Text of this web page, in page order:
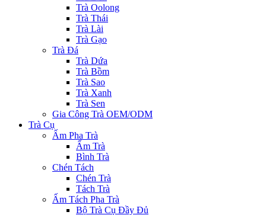
Trà Oolong
Trà Thái
Trà Lài
Trà Gạo
Trà Đá
Trà Dứa
Trà Bồm
Trà Sao
Trà Xanh
Trà Sen
Gia Công Trà OEM/ODM
Trà Cụ
Ấm Pha Trà
Ấm Trà
Bình Trà
Chén Tách
Chén Trà
Tách Trà
Ấm Tách Pha Trà
Bộ Trà Cụ Đầy Đủ